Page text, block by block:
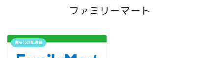
ファミリーマート
暮らしの知恵袋